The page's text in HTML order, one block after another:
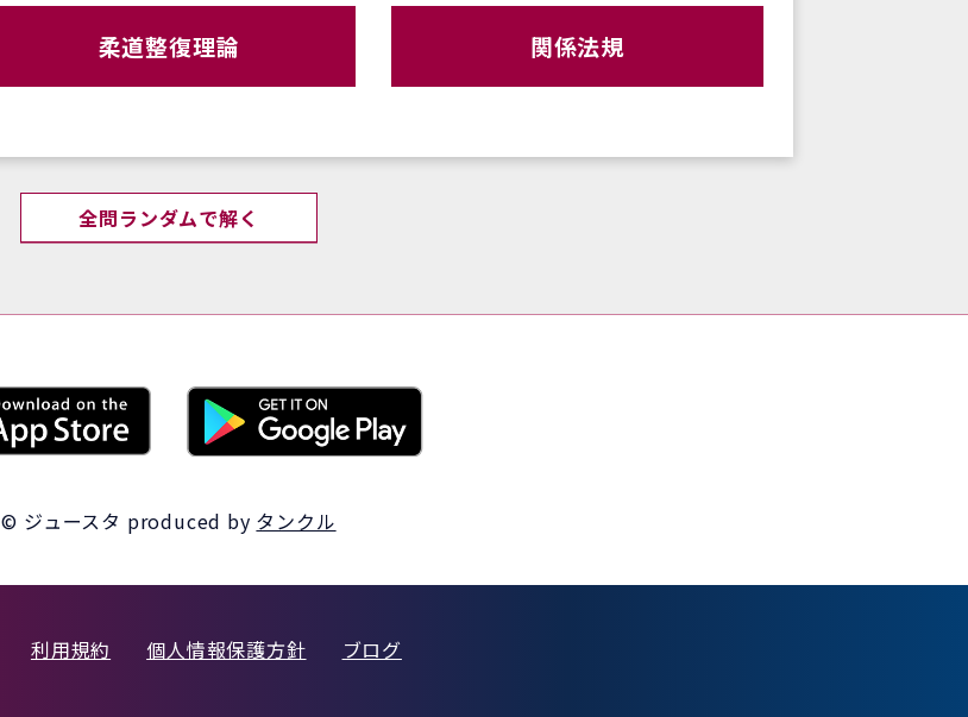
柔道整復理論 関係法規
全問ランダムで解く
© ジュースタ produced by タンクル
利用規約 個人情報保護方針 ブログ